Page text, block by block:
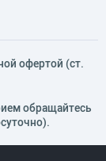
офертой (ст.
обращайтесь